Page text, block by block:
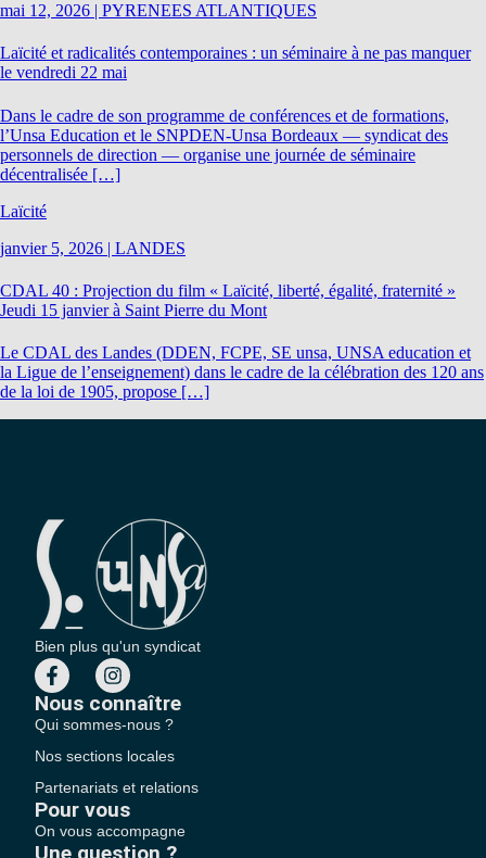
mai 12, 2026 | PYRENEES ATLANTIQUES
Laïcité et radicalités contemporaines : un séminaire à ne pas manquer
le vendredi 22 mai
Dans le cadre de son programme de conférences et de formations,
l’Unsa Education et le SNPDEN-Unsa Bordeaux — syndicat des
personnels de direction — organise une journée de séminaire
décentralisée […]
Laïcité
janvier 5, 2026 | LANDES
CDAL 40 : Projection du film « Laïcité, liberté, égalité, fraternité »
Jeudi 15 janvier à Saint Pierre du Mont
Le CDAL des Landes (DDEN, FCPE, SE unsa, UNSA education et
la Ligue de l’enseignement) dans le cadre de la célébration des 120 ans
de la loi de 1905, propose […]
Bien plus qu'un syndicat
Nous connaître
Qui sommes-nous ?
Nos sections locales
Partenariats et relations
Pour vous
On vous accompagne
Une question ?